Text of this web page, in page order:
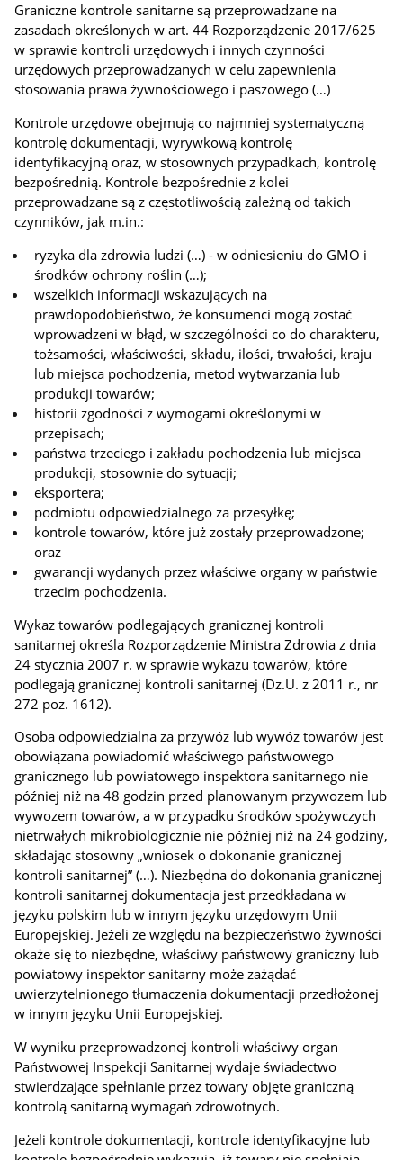
Graniczne kontrole sanitarne są przeprowadzane na
zasadach określonych w art. 44 Rozporządzenie 2017/625
w sprawie kontroli urzędowych i innych czynności
urzędowych przeprowadzanych w celu zapewnienia
stosowania prawa żywnościowego i paszowego (…)
Kontrole urzędowe obejmują co najmniej systematyczną
kontrolę dokumentacji, wyrywkową kontrolę
identyfikacyjną oraz, w stosownych przypadkach, kontrolę
bezpośrednią. Kontrole bezpośrednie z kolei
przeprowadzane są z częstotliwością zależną od takich
czynników, jak m.in.:
ryzyka dla zdrowia ludzi (…) - w odniesieniu do GMO i
środków ochrony roślin (…);
wszelkich informacji wskazujących na
prawdopodobieństwo, że konsumenci mogą zostać
wprowadzeni w błąd, w szczególności co do charakteru,
tożsamości, właściwości, składu, ilości, trwałości, kraju
lub miejsca pochodzenia, metod wytwarzania lub
produkcji towarów;
historii zgodności z wymogami określonymi w
przepisach;
państwa trzeciego i zakładu pochodzenia lub miejsca
produkcji, stosownie do sytuacji;
eksportera;
podmiotu odpowiedzialnego za przesyłkę;
kontrole towarów, które już zostały przeprowadzone;
oraz
gwarancji wydanych przez właściwe organy w państwie
trzecim pochodzenia.
Wykaz towarów podlegających granicznej kontroli
sanitarnej określa Rozporządzenie Ministra Zdrowia z dnia
24 stycznia 2007 r. w sprawie wykazu towarów, które
podlegają granicznej kontroli sanitarnej (Dz.U. z 2011 r., nr
272 poz. 1612).
Osoba odpowiedzialna za przywóz lub wywóz towarów jest
obowiązana powiadomić właściwego państwowego
granicznego lub powiatowego inspektora sanitarnego nie
później niż na 48 godzin przed planowanym przywozem lub
wywozem towarów, a w przypadku środków spożywczych
nietrwałych mikrobiologicznie nie później niż na 24 godziny,
składając stosowny „wniosek o dokonanie granicznej
kontroli sanitarnej” (…). Niezbędna do dokonania granicznej
kontroli sanitarnej dokumentacja jest przedkładana w
języku polskim lub w innym języku urzędowym Unii
Europejskiej. Jeżeli ze względu na bezpieczeństwo żywności
okaże się to niezbędne, właściwy państwowy graniczny lub
powiatowy inspektor sanitarny może zażądać
uwierzytelnionego tłumaczenia dokumentacji przedłożonej
w innym języku Unii Europejskiej.
W wyniku przeprowadzonej kontroli właściwy organ
Państwowej Inspekcji Sanitarnej wydaje świadectwo
stwierdzające spełnianie przez towary objęte graniczną
kontrolą sanitarną wymagań zdrowotnych.
Jeżeli kontrole dokumentacji, kontrole identyfikacyjne lub